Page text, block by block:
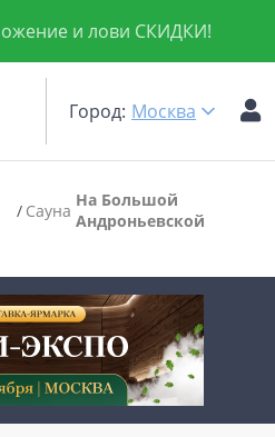
и лови СКИДКИ!
Город: Москва
Сауна На Большой
Андроньевской